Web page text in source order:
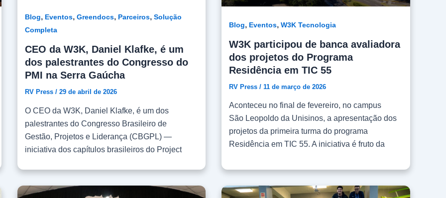
Blog, Eventos, Greendocs, Parceiros, Solução
Completa
CEO da W3K, Daniel Klafke, é um
dos palestrantes do Congresso do
PMI na Serra Gaúcha
RV Press / 29 de abril de 2026
O CEO da W3K, Daniel Klafke, é um dos
palestrantes do Congresso Brasileiro de
Gestão, Projetos e Liderança (CBGPL) —
iniciativa dos capítulos brasileiros do Project
maior congresso de Gestão de Projetos do
Brasil, o evento começou nesta terça, 28, em
Blog, Eventos,W3K Tecnologia
W3K participou de banca avaliadora
dos projetos do Programa
Residência em TIC 55
RV Press/11 de março de 2026
Aconteceu no final de fevereiro, no campus
São Leopoldo da Unisinos, a apresentação dos
projetos da primeira turma do programa
Residência em TIC 55. A iniciativa é fruto da
Softex. A W3K Tecnologia é uma das principais
objetivo formar profissionais qualificados em